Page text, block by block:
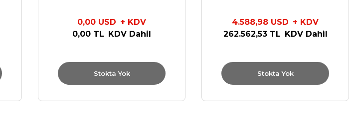
0,00 USD + KDV
0,00 TL KDV Dahil
Stokta Yok
4.588,98 USD + KDV
262.562,53 TL KDV Dahil
Stokta Yok